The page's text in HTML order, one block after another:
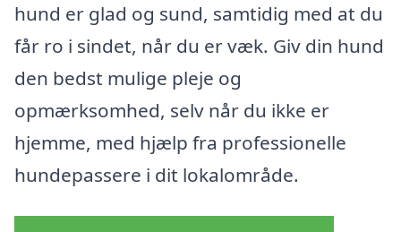
hund er glad og sund, samtidig med at du
får ro i sindet, når du er væk. Giv din hund
den bedst mulige pleje og
opmærksomhed, selv når du ikke er
hjemme, med hjælp fra professionelle
hundepassere i dit lokalområde.